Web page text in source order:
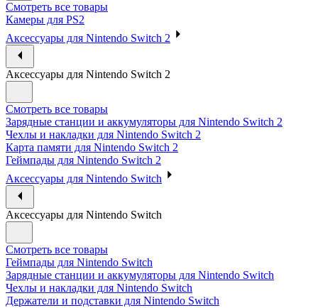
Смотреть все товары
Камеры для PS2
Аксессуары для Nintendo Switch 2
Аксессуары для Nintendo Switch 2
Смотреть все товары
Зарядные станции и аккумуляторы для Nintendo Switch 2
Чехлы и накладки для Nintendo Switch 2
Карта памяти для Nintendo Switch 2
Геймпады для Nintendo Switch 2
Аксессуары для Nintendo Switch
Аксессуары для Nintendo Switch
Смотреть все товары
Геймпады для Nintendo Switch
Зарядные станции и аккумуляторы для Nintendo Switch
Чехлы и накладки для Nintendo Switch
Держатели и подставки для Nintendo Switch